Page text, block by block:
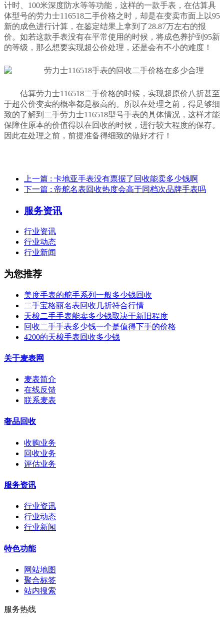
计时、100米深度防水等等功能，这样的一款手表，在估算具
体型号的劳力士116518二手价格之时，却是在变卖市面上以95
新的成色进行计算，在鉴定结果上拿到了28.87万左右的报
价。如若这款手表没有在平常使用的时候，将成色养护到95新
的等级，那么想要实现超公价处理，还是会有不小的难度！
估算劳力士116518二手价格的时候，实现超原价八折甚至
于超公价变卖的概率都是极高的。所以在处理之前，得足够细
致的了解到二手劳力士116518型号手表的具体情况，这样才能
保障住原本的价值得以在回收的时候，进行较大程度的保存。
因此在处理之前，前提准备得细致的做好才行！
上一篇 : 卡地亚手表没有票据了回收能卖多少钱啊
下一篇 : 帝舵名表回收热度会高于同档次品牌手表吗
服务资讯
行业资讯
行业动态
行业新闻
为您推荐
美度手表的舵手系列一般多少钱回收
二手宝格丽名表回收几折符合行情
天梭二手手表能卖多少钱取决于新旧程度
回收二手手表多少钱一个是值得下手的价格
4200的天梭手表回收多少钱
关于麦表网
麦表简介
在线反馈
联系麦表
奢品回收
收购业务
回收业务
评估业务
服务资讯
行业资讯
行业动态
行业新闻
特色功能
网站地图
聚合标签
站内搜索
服务热线